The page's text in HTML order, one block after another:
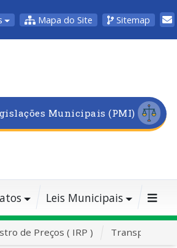
Mapa do Site Sitemap
Municipais (PMI)
Leis Municipais
de Preços ( IRP ) Transporte